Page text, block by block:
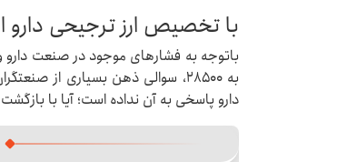
با تخصیص ارز ترجیحی دارو
باتوجه به فشارهای موجود در صنعت دارو
به ۲۸۵۰۰، سوالی ذهن بسیاری از
دارو پاسخی به آن نداده است؛ آیا با بازگشت نرخ ارز دارو به